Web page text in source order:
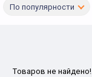
По популярности
Товаров не найдено!